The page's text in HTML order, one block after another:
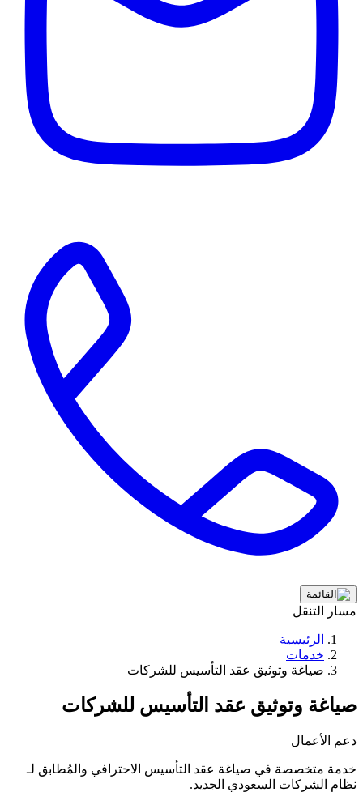
مسار التنقل
الرئيسية
خدمات
صياغة وتوثيق عقد التأسيس للشركات
صياغة وتوثيق عقد التأسيس للشركات
دعم الأعمال
خدمة متخصصة في صياغة عقد التأسيس الاحترافي والمُطابق لـ
نظام الشركات السعودي الجديد.